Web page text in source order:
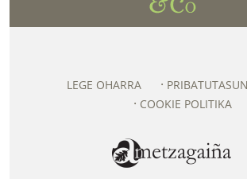
LEGE OHARRA
COOKIE POLITIKA